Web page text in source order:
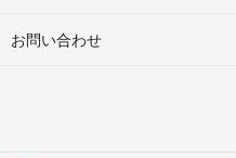
お問い合わせ